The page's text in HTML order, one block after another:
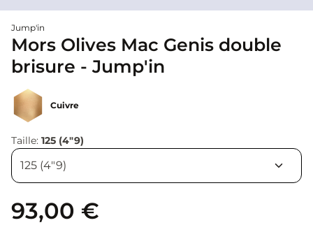
Jump'in
Mors Olives Mac Genis double
brisure - Jump'in
Cuivre
Taille: 125 (4"9)
93,00 €